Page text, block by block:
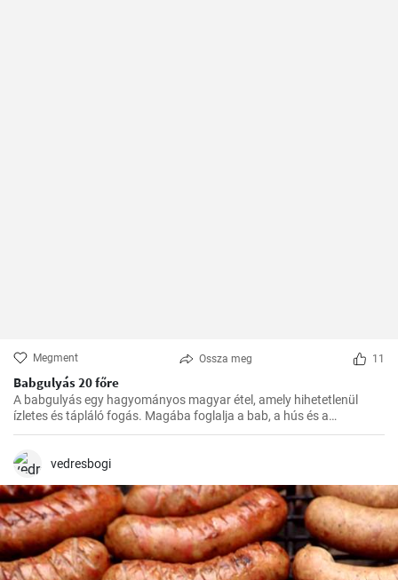
Megment Ossza meg 11
Babgulyás 20 főre
A babgulyás egy hagyományos magyar étel, amely hihetetlenül
ízletes és tápláló fogás. Magába foglalja a bab, a hús és a
zöldségek ízletes kombinációját. Egy tökéletes étel a hideg téli
egyszerűen főzni is lehet. Ennek a receptnek segítségével 20 főre
vedresbogi